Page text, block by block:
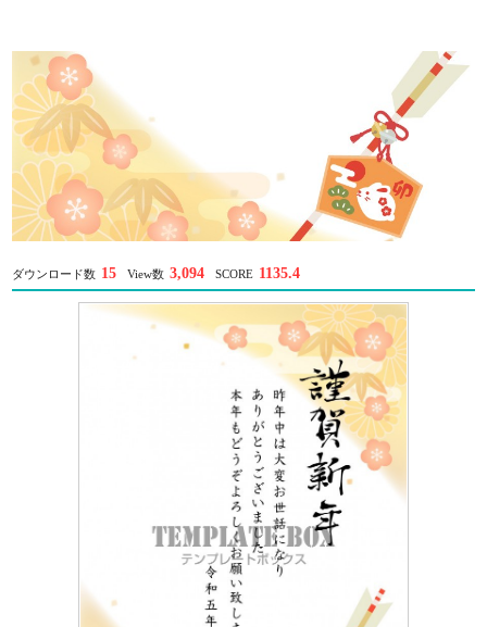
ダウンロード数 15 View数 3,094 SCORE 1135.4